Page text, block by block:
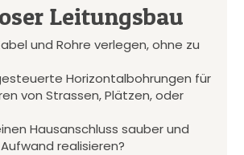
Leitungsbau
und Rohre verlegen, ohne zu
Horizontalbohrungen für
von Strassen, Plätzen, oder
Hausanschluss sauber und
realisieren?